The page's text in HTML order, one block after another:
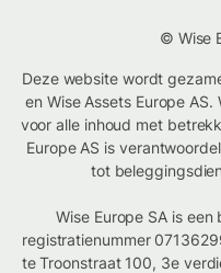
© Wise
Deze website wordt
en Wise Assets Europe
voor alle inhoud met
Europe AS is
tot
Wise Europe SA is
registratienummer
te Troonstraat 100, 3e